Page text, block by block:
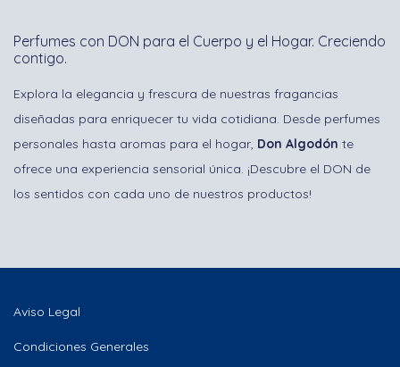
Perfumes con DON para el Cuerpo y el Hogar. Creciendo
contigo.
Explora la elegancia y frescura de nuestras fragancias
diseñadas para enriquecer tu vida cotidiana. Desde perfumes
personales hasta aromas para el hogar, Don Algodón te
ofrece una experiencia sensorial única. ¡Descubre el DON de
los sentidos con cada uno de nuestros productos!
Aviso Legal
Condiciones Generales